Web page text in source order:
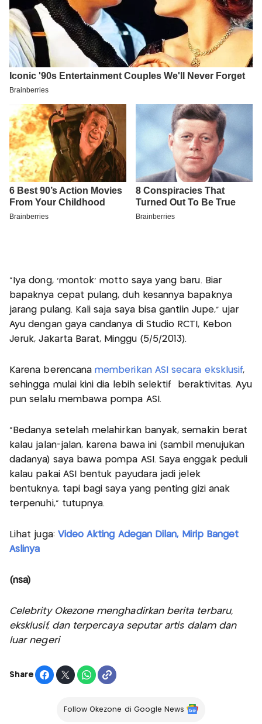
"Iya dong, 'montok' motto saya yang baru. Biar
bapaknya cepat pulang, duh kesannya bapaknya
jarang pulang. Kali saja saya bisa gantiin Jupe," ujar
Ayu dengan gaya candanya di Studio RCTI, Kebon
Jeruk, Jakarta Barat, Minggu (5/5/2013).
Karena berencanamemberikan ASI secara eksklusif,
sehingga mulai kini dia lebih selektif beraktivitas. Ayu
pun selalu membawa pompa ASI.
"Bedanya setelah melahirkan banyak, semakin berat
kalau jalan-jalan, karena bawa ini (sambil menujukan
dadanya) saya bawa pompa ASI. Saya enggak peduli
kalau pakai ASI bentuk payudara jadi jelek
bentuknya, tapi bagi saya yang penting gizi anak
terpenuhi," tutupnya.
Lihat juga: Video Akting Adegan Dilan, Mirip Banget
Aslinya
(nsa)
Celebrity Okezone menghadirkan berita terbaru,
eksklusif, dan terpercaya seputar artis dalam dan
luar negeri
Share
Follow Okezone di Google News